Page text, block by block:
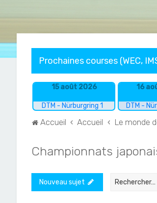
Prochaines courses (WEC,
15 août 2026
DTM - Nürburgring 1
16
DTM -
Accueil Accueil Le monde
Championnats
Nouveau sujet